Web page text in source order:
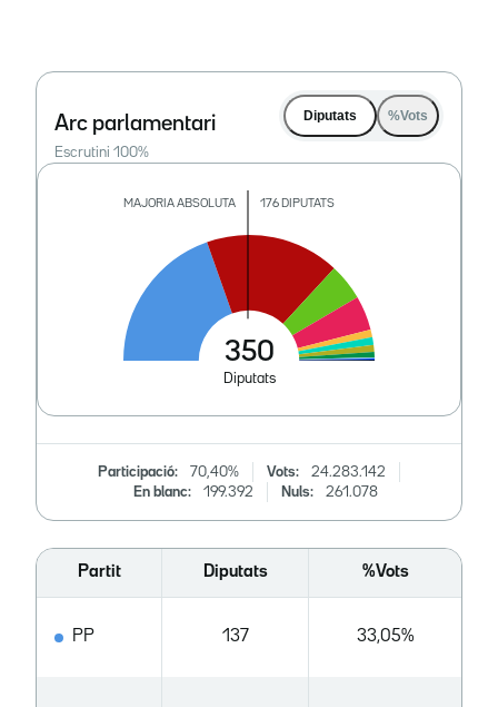
Arc parlamentari
Escrutini 100%
Diputats %Vots
Participació: 70,40% Vots:
24.283.142
En blanc:
199.392 Nuls: 261.078
Partit Diputats %Vots
PP 137 33,05%